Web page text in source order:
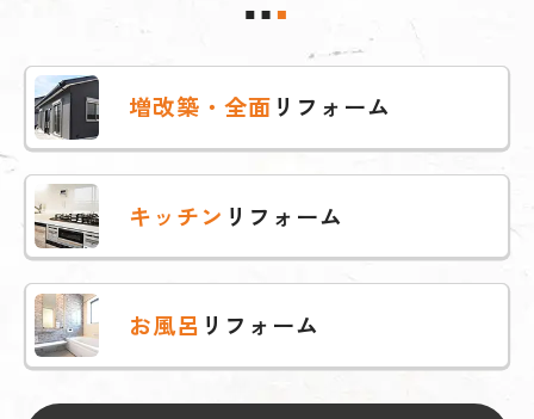
増改築・全面 リフォーム
キッチン リフォーム
お風呂 リフォーム